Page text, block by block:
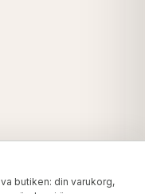
butiken: din varukorg,